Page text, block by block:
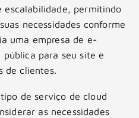
escalabilidade, permitindo
necessidades conforme
uma empresa de e-
pública para seu site e
de clientes.
de serviço de cloud
as necessidades